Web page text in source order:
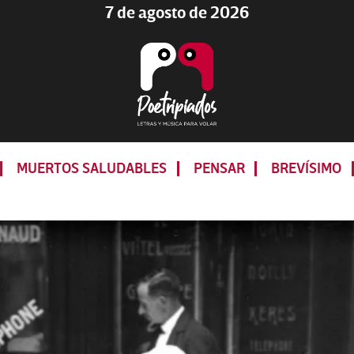
7 de agosto de 2026
LETRAS
Y
PARA
VOLAR
MUERTOS SALUDABLES PENSAR BREVÍSIMO